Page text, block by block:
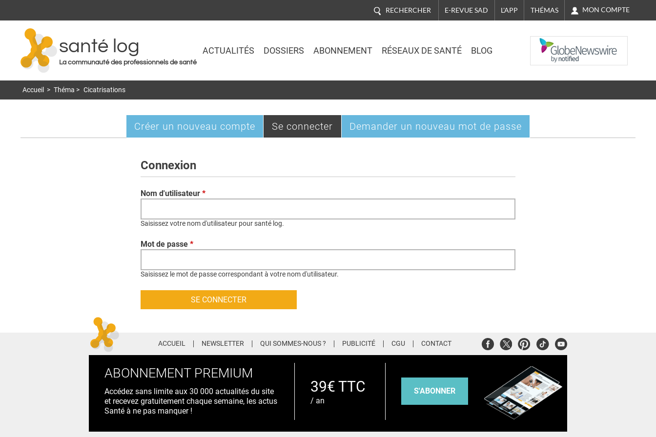
RECHERCHER E-REVUE SAD L'APP THÉMAS MON COMPTE
santé log
La communauté des professionnels de santé
ACTUALITÉS DOSSIERS ABONNEMENT RÉSEAUX DE SANTÉ BLOG
NASDAQ
Accueil > Théma > Cicatrisations
Onglets
Créer un nouveau compte Se connecter (onglet
actif)
Demander un nouveau mot de passe
Connexion
Nom d'utilisateur *
Saisissez votre nom d'utilisateur pour santé log.
Mot de passe *
Saisissez le mot de passe correspondant à votre nom d'utilisateur.
ACCUEIL NEWSLETTER QUI SOMMES-NOUS ? PUBLICITÉ CGU CONTACT FacebookTwitterPinterest
TiktokYoutube
ABONNEMENT PREMIUM
Accédez sans limite aux 30 000 actualités du site
et recevez gratuitement chaque semaine, les actus
Santé à ne pas manquer !
39€ TTC
/ an
S'ABONNER